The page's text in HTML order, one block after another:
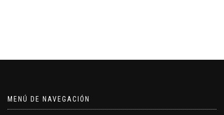
MENÚ DE NAVEGACIÓN